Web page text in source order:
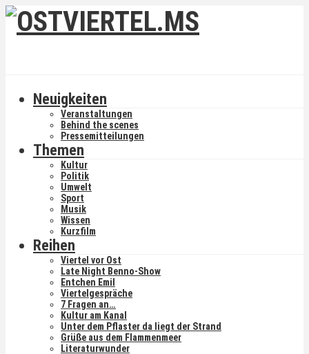
Neuigkeiten
Veranstaltungen
Behind the scenes
Pressemitteilungen
Themen
Kultur
Politik
Umwelt
Sport
Musik
Wissen
Kurzfilm
Reihen
Viertel vor Ost
Late Night Benno-Show
Entchen Emil
Viertelgespräche
7 Fragen an…
Kultur am Kanal
Unter dem Pflaster da liegt der Strand
Grüße aus dem Flammenmeer
Literaturwunder